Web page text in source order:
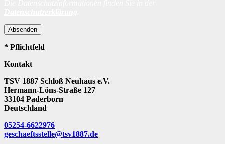
Absenden
* Pflichtfeld
Kontakt
TSV 1887 Schloß Neuhaus e.V.
Hermann-Löns-Straße 127
33104 Paderborn
Deutschland
05254-6622976
geschaeftsstelle@tsv1887.de